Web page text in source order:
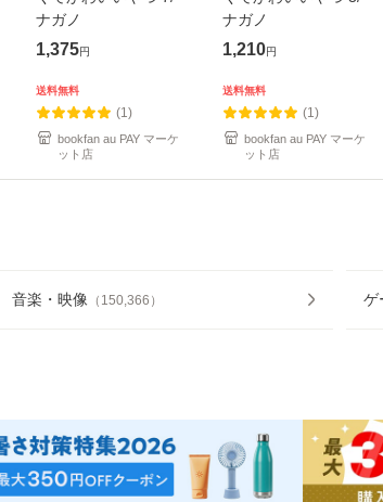
ナガノ
1,375円
送料無料
(1)
bookfan au PAY マーケ
ット店
ナガノ
1,210円
送料無料
(1)
bookfan au PAY マーケ
ット店
音楽・映像 （ 150,366 ） ゲ